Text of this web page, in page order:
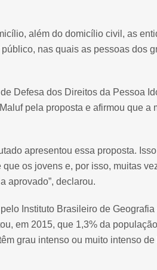
além do domicílio civil, as
nas quais as pessoas dos
Defesa dos Direitos da Pessoa
pela proposta e afirmou que
apresentou essa proposta.
os jovens e, por isso, muitas
aprovado”, declarou.
Instituto Brasileiro de
em 2015, que 1,3% da
grau intenso ou muito intenso